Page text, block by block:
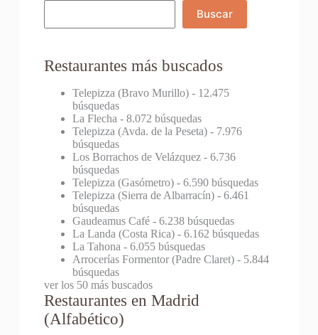
Buscar
Restaurantes más buscados
Telepizza (Bravo Murillo)- 12.475
búsquedas
La Flecha - 8.072 búsquedas
Telepizza (Avda. de la Peseta)- 7.976
búsquedas
Los Borrachos de Velázquez- 6.736
búsquedas
Telepizza (Gasómetro)- 6.590 búsquedas
Telepizza (Sierra de Albarracín)- 6.461
búsquedas
Gaudeamus Café- 6.238 búsquedas
La Landa (Costa Rica)- 6.162 búsquedas
La Tahona - 6.055 búsquedas
Arrocerías Formentor (Padre Claret)- 5.844
búsquedas
ver los 50 más buscados
Restaurantes en Madrid
(Alfabético)